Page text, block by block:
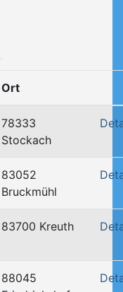
Ort
78333
Stockach
83052
Bruckmühl
83700 Kreuth
88045